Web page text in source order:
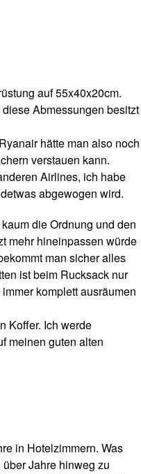
auf 55x40x20cm.
Abmessungen besitzt
hätte man also noch
verstauen kann.
Airlines, ich habe
abgewogen wird.
die Ordnung und den
mehr hineinpassen würde
man sicher alles
ist beim Rucksack nur
komplett ausräumen
Koffer. Ich werde
meinen guten alten
in Hotelzimmern. Was
Jahre hinweg zu